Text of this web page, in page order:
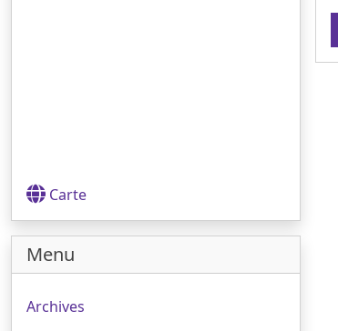
Carte
Menu
Archives